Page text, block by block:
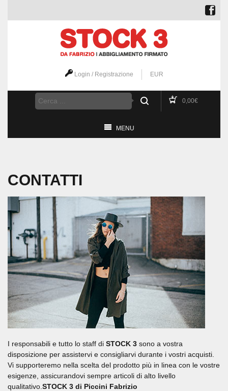
Login / Registrazione EUR
0,00€
MENU
CONTATTI
I responsabili e tutto lo staff di STOCK 3 sono a vostra
disposizione per assistervi e consigliarvi durante i vostri acquisti.
Vi supporteremo nella scelta del prodotto più in linea con le vostre
esigenze, assicurandovi sempre articoli di alto livello
qualitativo. STOCK 3 di Piccini Fabrizio